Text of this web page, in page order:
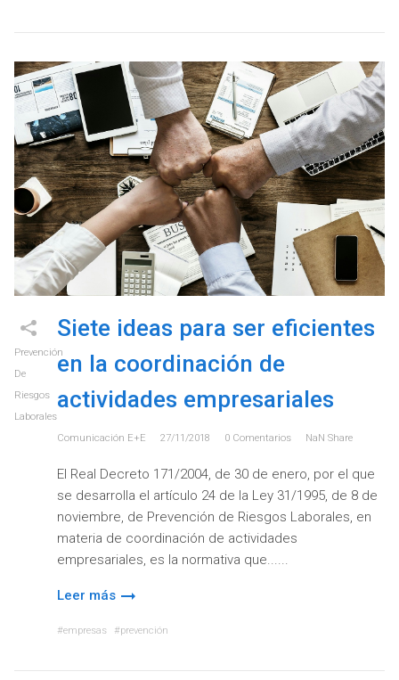
Prevención
De
Riesgos
Laborales
Siete ideas para ser eficientes
en la coordinación de
actividades empresariales
Comunicación E+e 27/11/2018 0 Comentarios NaN Share
El Real Decreto 171/2004, de 30 de enero, por el que
se desarrolla el artículo 24 de la Ley 31/1995, de 8 de
noviembre, de Prevención de Riesgos Laborales, en
materia de coordinación de actividades
empresariales, es la normativa que...
Leer más
empresas prevención